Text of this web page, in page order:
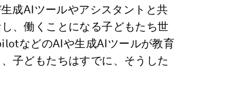
成AIツールやアシスタントと共
、働くことになる子どもたち世
などのAIや生成AIツールが教育
子どもたちはすでに、そうした